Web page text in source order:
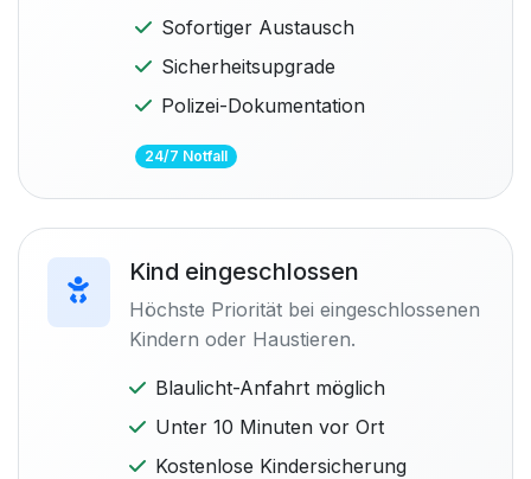
Sofortiger Austausch
Sicherheitsupgrade
Polizei-Dokumentation
24/7 Notfall
Kind eingeschlossen
Höchste Priorität bei eingeschlossenen
Kindern oder Haustieren.
Blaulicht-Anfahrt möglich
Unter 10 Minuten vor Ort
Kostenlose Kindersicherung